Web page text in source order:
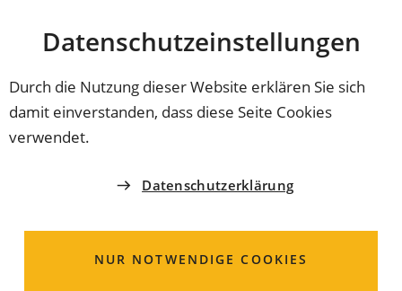
Datenschutz­einstellungen
Durch die Nutzung dieser Website erklären Sie sich
damit einverstanden, dass diese Seite Cookies
verwendet.
Datenschutzerklärung
NUR NOTWENDIGE COOKIES
INHALT ANSPRINGEN
Coburg
HAUS AM SEE
der Lebensmittel